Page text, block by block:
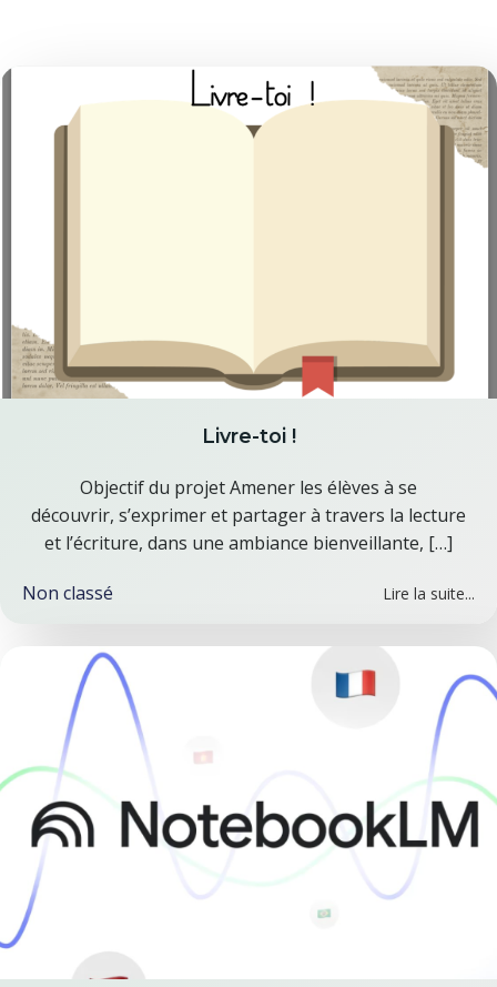
Livre-toi !
Objectif du projet Amener les élèves à se
découvrir, s’exprimer et partager à travers la lecture
et l’écriture, dans une ambiance bienveillante, […]
Non classé Lire la suite...